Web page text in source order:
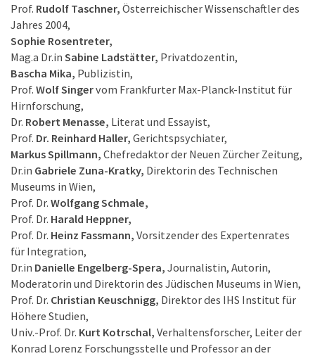
Prof. Rudolf Taschner, Österreichischer Wissenschaftler des
Jahres 2004,
Sophie Rosentreter,
Mag.a Dr.in Sabine Ladstätter, Privatdozentin,
Bascha Mika, Publizistin,
Prof. Wolf Singervom Frankfurter Max-Planck-Institut für
Hirnforschung,
Dr. Robert Menasse, Literat und Essayist,
Prof. Dr. Reinhard Haller, Gerichtspsychiater,
Markus Spillmann, Chefredaktor der Neuen Zürcher Zeitung,
Dr.in Gabriele Zuna-Kratky, Direktorin des Technischen
Museums in Wien,
Prof. Dr. Wolfgang Schmale,
Prof. Dr. Harald Heppner,
Prof. Dr. Heinz Fassmann, Vorsitzender des Expertenrates
für Integration,
Dr.in Danielle Engelberg-Spera, Journalistin, Autorin,
Moderatorin und Direktorin des Jüdischen Museums in Wien,
Prof. Dr. Christian Keuschnigg, Direktor des IHS Institut für
Höhere Studien,
Univ.-Prof. Dr. Kurt Kotrschal, Verhaltensforscher, Leiter der
Konrad Lorenz Forschungsstelle und Professor an der